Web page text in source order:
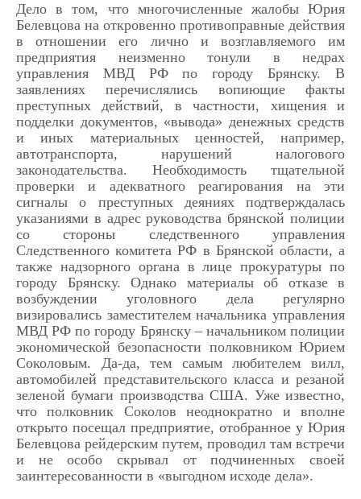
Дело в том, что многочисленные жалобы Юрия
Белевцова на откровенно противоправные действия
в отношении его лично и возглавляемого им
предприятия неизменно тонули в недрах
управления МВД РФ по городу Брянску. В
заявлениях перечислялись вопиющие факты
преступных действий, в частности, хищения и
подделки документов, «вывода» денежных средств
и иных материальных ценностей, например,
автотранспорта, нарушений налогового
законодательства. Необходимость тщательной
проверки и адекватного реагирования на эти
сигналы о преступных деяниях подтверждалась
указаниями в адрес руководства брянской полиции
со стороны следственного управления
Следственного комитета РФ в Брянской области, а
также надзорного органа в лице прокуратуры по
городу Брянску. Однако материалы об отказе в
возбуждении уголовного дела регулярно
визировались заместителем начальника управления
МВД РФ по городу Брянску – начальником полиции
экономической безопасности полковником Юрием
Соколовым. Да-да, тем самым любителем вилл,
автомобилей представительского класса и резаной
зеленой бумаги производства США. Уже известно,
что полковник Соколов неоднократно и вполне
открыто посещал предприятие, отобранное у Юрия
Белевцова рейдерским путем, проводил там встречи
и не особо скрывал от подчиненных своей
заинтересованности в «выгодном исходе дела».